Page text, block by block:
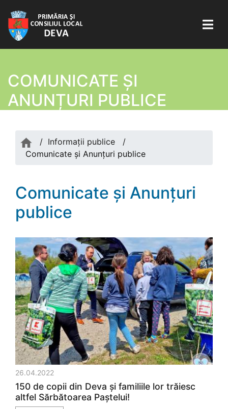
COMUNICATE ŞI
ANUNȚURI PUBLICE
/ Informații publice
/
Comunicate şi Anunțuri publice
Comunicate şi Anunțuri
publice
26.04.2022
150 de copii din Deva şi familiile lor trăiesc
altfel Sărbătoarea Paştelui!